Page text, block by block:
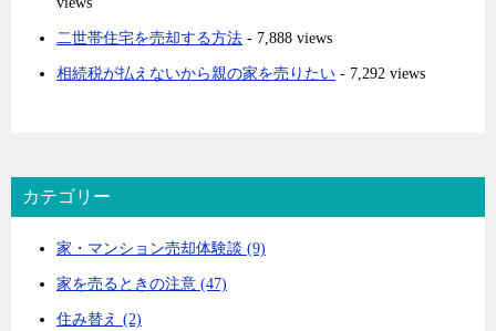
二世帯住宅を売却する方法 - 7,888 views
相続税が払えないから親の家を売りたい - 7,292 views
カテゴリー
家・マンション売却体験談 (9)
家を売るときの注意 (47)
住み替え (2)